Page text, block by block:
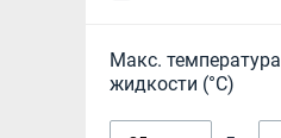
Макс. температура
жидкости (°С)